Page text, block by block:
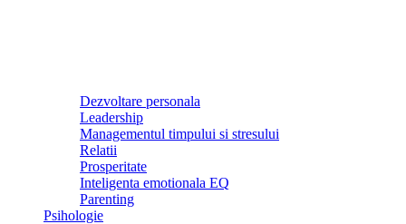
Dezvoltare personala
Leadership
Managementul timpului si stresului
Relatii
Prosperitate
Inteligenta emotionala EQ
Parenting
Psihologie